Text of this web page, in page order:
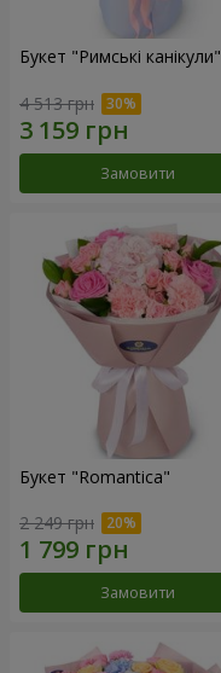
Букет "Римські канікули"
4 513 грн
Замовити
Букет "Romantica"
2 249 грн
Замовити